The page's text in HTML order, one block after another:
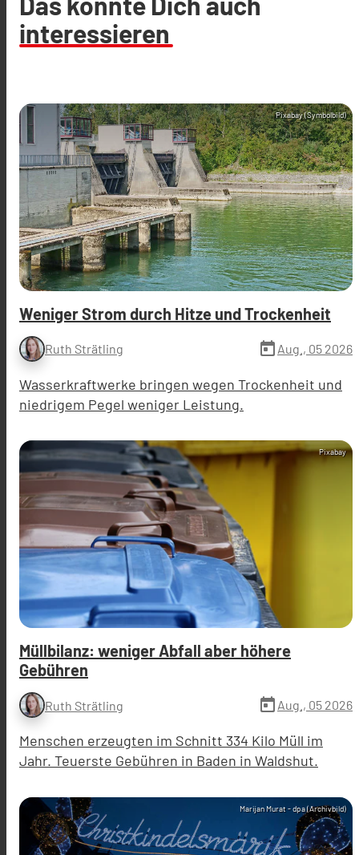
interessieren
Pixabay (Symbolbild)
Weniger Strom durch Hitze und Trockenheit
Ruth Strätling today Aug., 05 2026
Wasserkraftwerke bringen wegen Trockenheit und
niedrigem Pegel weniger Leistung.
Pixabay
Müllbilanz: weniger Abfall aber höhere
Gebühren
Ruth Strätling today Aug., 05 2026
Menschen erzeugten im Schnitt 334 Kilo Müll im
Jahr. Teuerste Gebühren in Baden in Waldshut.
Marijan Murat - dpa (Archivbild)